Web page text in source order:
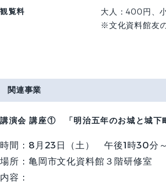
観覧料
大人：400円、
※文化資料館友
関連事業
講演会講座① 「明治五年のお城と城下
時間： 8月23日（土） 午後1時30分
場所： 亀岡市文化資料館３階研修室
内容：